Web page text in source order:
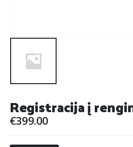
Registracija į
€399.00